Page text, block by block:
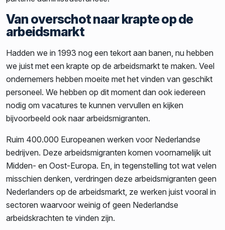
Van overschot naar krapte op de
arbeidsmarkt
Hadden we in 1993 nog een tekort aan banen, nu hebben
we juist met een krapte op de arbeidsmarkt te maken. Veel
ondernemers hebben moeite met het vinden van geschikt
personeel. We hebben op dit moment dan ook iedereen
nodig om vacatures te kunnen vervullen en kijken
bijvoorbeeld ook naar arbeidsmigranten.
Ruim 400.000 Europeanen werken voor Nederlandse
bedrijven. Deze arbeidsmigranten komen voornamelijk uit
Midden- en Oost-Europa. En, in tegenstelling tot wat velen
misschien denken, verdringen deze arbeidsmigranten geen
Nederlanders op de arbeidsmarkt, ze werken juist vooral in
sectoren waarvoor weinig of geen Nederlandse
arbeidskrachten te vinden zijn.